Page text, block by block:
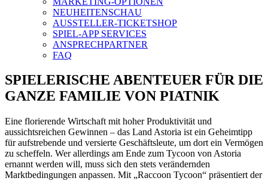
NEUHEITENSCHAU
AUSSTELLER-TICKETSHOP
SPIEL-APP SERVICES
ANSPRECHPARTNER
FAQ
SPIELERISCHE ABENTEUER FÜR DIE
GANZE FAMILIE VON PIATNIK
Eine florierende Wirtschaft mit hoher Produktivität und
aussichtsreichen Gewinnen – das Land Astoria ist ein Geheimtipp
für aufstrebende und versierte Geschäftsleute, um dort ein Vermögen
zu scheffeln. Wer allerdings am Ende zum Tycoon von Astoria
ernannt werden will, muss sich den stets verändernden
Marktbedingungen anpassen. Mit „Raccoon Tycoon“ präsentiert der